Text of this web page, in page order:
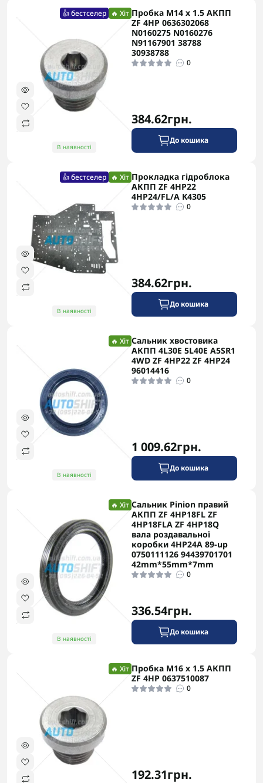
👍 бестселер 🔥 Хіт
В наявності
Пробка M14 x 1.5 АКПП
ZF 4HP 0636302068
N0160275 N0160276
N91167901 38788
30938788
0
384.62грн.
До кошика
👍 бестселер 🔥 Хіт
В наявності
Прокладка гідроблока
АКПП ZF 4HP22
4HP24/FL/A K4305
0
384.62грн.
До кошика
🔥 Хіт
В наявності
Сальник хвостовика
АКПП 4L30E 5L40E A5SR1
4WD ZF 4HP22 ZF 4HP24
96014416
0
1 009.62грн.
До кошика
🔥 Хіт
В наявності
Сальник Pinion правий
АКПП ZF 4HP18FL ZF
4HP18FLA ZF 4HP18Q
вала роздавальної
коробки 4HP24A 89-up
0750111126 94439701701
42mm*55mm*7mm
0
336.54грн.
До кошика
🔥 Хіт Пробка M16 x 1.5 АКПП
ZF 4HP 0637510087
0
192.31грн.